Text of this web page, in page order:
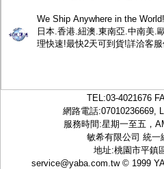
We Ship Anywhere in the
日本.香港.紐澳.東南亞.中南美.
理快速!最快2天可到貨!詳洽客
TEL:03-4021676
網路電話:07010236669,
服務時間:星期一至五，
敏希有限公司 統一
地址:桃園市平鎮
service@yaba.com.tw© 1999